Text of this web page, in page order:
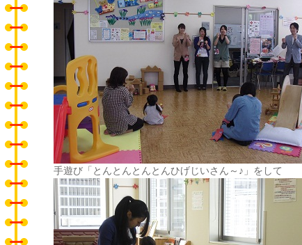
手遊び「とんとんとんとんひげじいさん～♪」をして